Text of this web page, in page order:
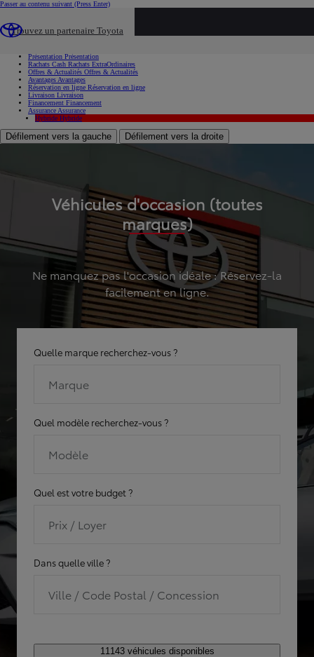
Passer au contenu suivant (Press Enter)
Trouvez un partenaire Toyota
Présentation Présentation
Rachats Cash Rachats ExtraOrdinaires
Offres & Actualités Offres & Actualités
Avantages Avantages
Réservation en ligne Réservation en ligne
Livraison Livraison
Financement Financement
Assurance Assurance
Hybride Hybride
Défilement vers la gauche Défilement vers la droite
Véhicules d'occasion (toutes
marques)
Ne manquez pas l'occasion idéale : Réservez-la
facilement en ligne.
Quelle marque recherchez-vous ?
Marque
Quel modèle recherchez-vous ?
Modèle
Quel est votre budget ?
Prix / Loyer
Dans quelle ville ?
Ville / Code Postal / Concession
11143 véhicules disponibles